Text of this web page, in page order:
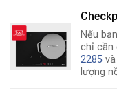
Nếu
chỉ cần
2285
lượng